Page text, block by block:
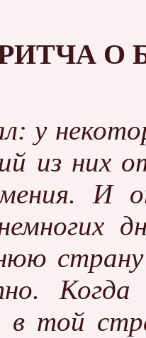
О
у
из них
И
в той